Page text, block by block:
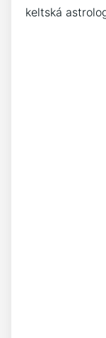
keltská